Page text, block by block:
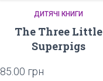
ДИТЯЧІ КНИГИ
The Three Little
Superpigs
85.00 грн